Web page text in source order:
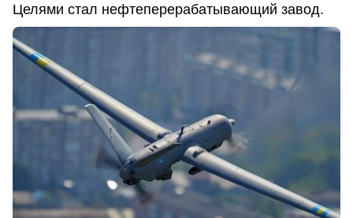
Целями стал нефтеперерабатывающий завод.